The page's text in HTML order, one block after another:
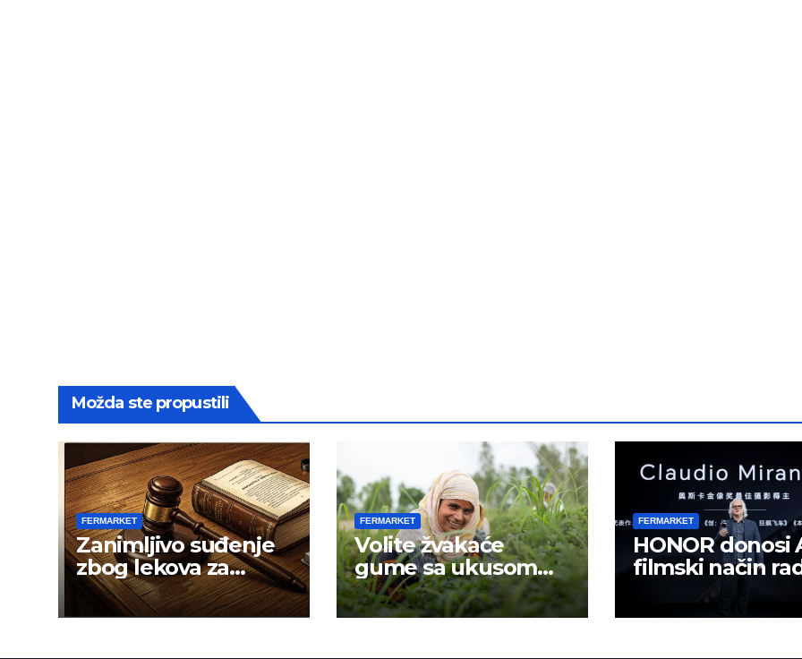
Možda ste propustili
FERMARKET
Zanimljivo suđenje
zbog lekova za
gojaznost
FERMARKET
Volite žvakaće
gume sa ukusom
mentola?
FERMARKET
HONOR donosi
filmski način
mobilno
sadržaja